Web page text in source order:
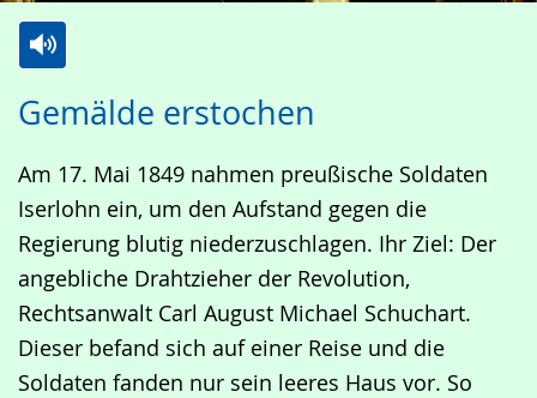
Gemälde erstochen
Am 17. Mai 1849 nahmen preußische Soldaten
Iserlohn ein, um den Aufstand gegen die
Regierung blutig niederzuschlagen. Ihr Ziel: Der
angebliche Drahtzieher der Revolution,
Rechtsanwalt Carl August Michael Schuchart.
Dieser befand sich auf einer Reise und die
Soldaten fanden nur sein leeres Haus vor. So
Leichten
wechseln.
Audio-
Video
Deutscher
Gebärdensprache
wird
angezeigt.